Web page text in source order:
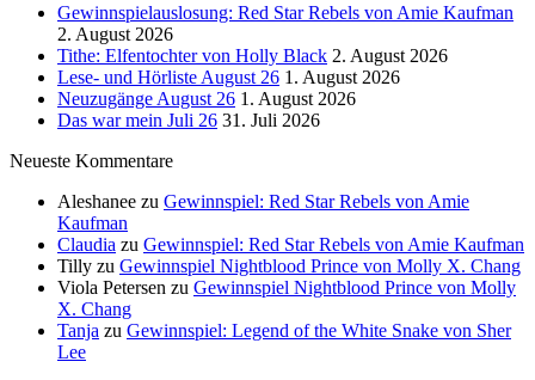
Gewinnspielauslosung: Red Star Rebels von Amie Kaufman
2. August 2026
Tithe: Elfentochter von Holly Black 2. August 2026
Lese- und Hörliste August 26 1. August 2026
Neuzugänge August 26 1. August 2026
Das war mein Juli 26 31. Juli 2026
Neueste Kommentare
Aleshanee zu Gewinnspiel: Red Star Rebels von Amie
Kaufman
Claudia zu Gewinnspiel: Red Star Rebels von Amie Kaufman
Tilly zu Gewinnspiel Nightblood Prince von Molly X. Chang
Viola Petersen zu Gewinnspiel Nightblood Prince von Molly
X. Chang
Tanja zu Gewinnspiel: Legend of the White Snake von Sher
Lee